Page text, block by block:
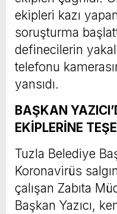
ekipleri kazı
soruşturma
definecilerin
telefonu
yansıdı.
BAŞKAN
EKİPLERİNE
Tuzla Belediye
Koronavirüs
çalışan Zabıta
Başkan Yazıcı,